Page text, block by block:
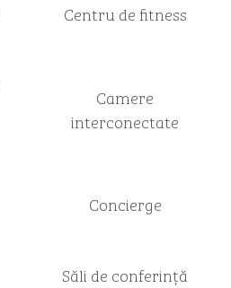
Centru de fitness
Camere
interconectate
Concierge
Săli de conferință